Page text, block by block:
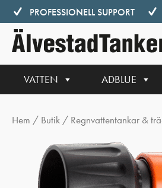
Hoppa
till
innehåll
PROFESSIONELL SUPPORT
VATTEN ADBLUE
Hem / Butik / Regnvattentankar &